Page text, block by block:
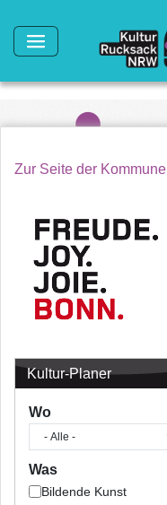
Zur Seite der Kommune
Kultur-Planer
Wo
Was
Bildende Kunst